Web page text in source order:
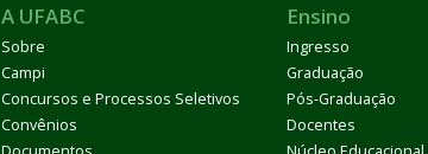
A UFABC
Sobre
Campi
Concursos e Processos Seletivos
Convênios
Ensino
Ingresso
Graduação
Pós-Graduação
Docentes